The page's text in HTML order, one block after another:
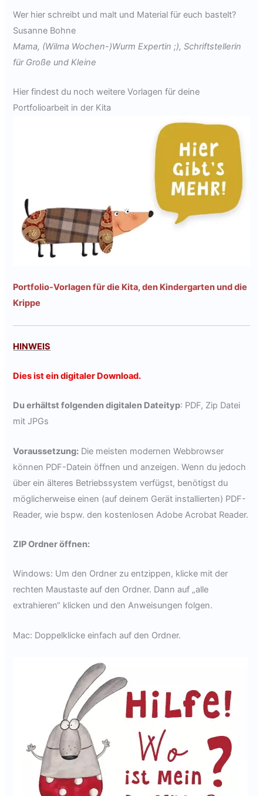
Wer hier schreibt und malt und Material für euch bastelt?
Susanne Bohne
Mama, (Wilma Wochen-)Wurm Expertin ;), Schriftstellerin
für Große und Kleine
Hier findest du noch weitere Vorlagen für deine
Portfolioarbeit in der Kita
Portfolio-Vorlagen für die Kita, den Kindergarten und die
Krippe
HINWEIS
Dies ist ein digitaler Download.
Du erhältst folgenden digitalen Dateityp: PDF, Zip Datei
mit JPGs
Voraussetzung: Die meisten modernen Webbrowser
können PDF-Datein öffnen und anzeigen. Wenn du jedoch
über ein älteres Betriebssystem verfügst, benötigst du
möglicherweise einen (auf deinem Gerät installierten) PDF-
Reader, wie bspw. den kostenlosen Adobe Acrobat Reader.
ZIP Ordner öffnen:
Windows: Um den Ordner zu entzippen, klicke mit der
rechten Maustaste auf den Ordner. Dann auf „alle
extrahieren“ klicken und den Anweisungen folgen.
Mac: Doppelklicke einfach auf den Ordner.